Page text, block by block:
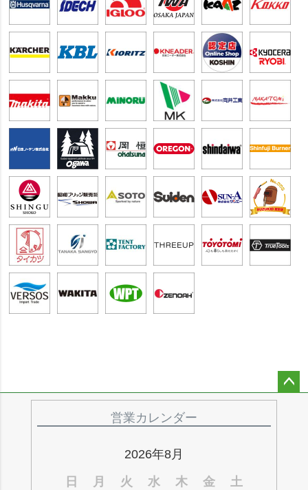
営業カレンダー
2026年8月
日
月 火 水 木 金 土